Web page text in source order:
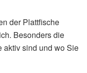
der Plattfische
Besonders die
aktiv sind und wo Sie